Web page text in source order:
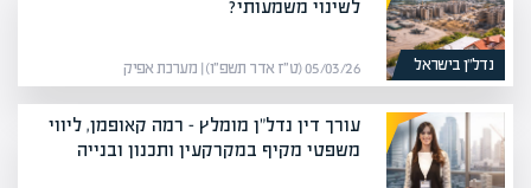
נדל”ן בישראל
לשינוי משמעותי?
05/03/26 (ט״ז אדר תשפ״ו) | מערכת אפיק
עורך דין נדל"ן מומלץ – רמה קאופמן, ליווי
משפטי מקיף במקרקעין ותכנון ובנייה